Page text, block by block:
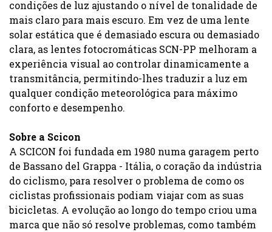
condições de luz ajustando o nível de tonalidade de
mais claro para mais escuro. Em vez de uma lente
solar estática que é demasiado escura ou demasiado
clara, as lentes fotocromáticas SCN-PP melhoram a
experiência visual ao controlar dinamicamente a
transmitância, permitindo-lhes traduzir a luz em
qualquer condição meteorológica para máximo
conforto e desempenho.
Sobre a Scicon
A SCICON foi fundada em 1980 numa garagem perto
de Bassano del Grappa - Itália, o coração da indústria
do ciclismo, para resolver o problema de como os
ciclistas profissionais podiam viajar com as suas
bicicletas. A evolução ao longo do tempo criou uma
marca que não só resolve problemas, como também